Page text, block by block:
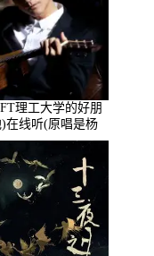
理工大学的好朋
在线听(原唱是杨
演唱点播:23714